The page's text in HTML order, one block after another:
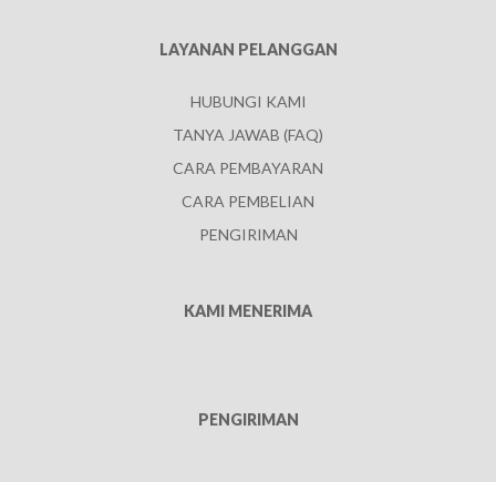
LAYANAN PELANGGAN
HUBUNGI KAMI
TANYA JAWAB (FAQ)
CARA PEMBAYARAN
CARA PEMBELIAN
PENGIRIMAN
KAMI MENERIMA
PENGIRIMAN